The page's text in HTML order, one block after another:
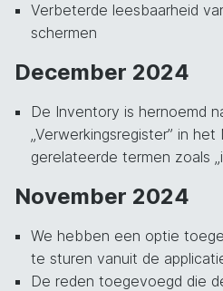
Verbeterde leesbaarheid
schermen
December 2024
De Inventory is hernoemd
„Verwerkingsregister” in
gerelateerde termen zoals
November 2024
We hebben een optie
te sturen vanuit de
De reden toegevoegd die